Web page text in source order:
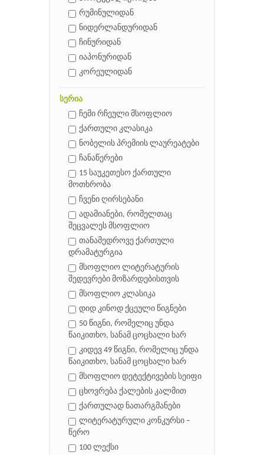
რუმინულიდან
ნიდერლანდურიდან
ჩინურიდან
იაპონურიდან
კორეულიდან
სერია
ჩემი რჩეული მსოფლიო
ქართული კლასიკა
ნობელის პრემიის ლაურეატები
ჩანაწერები
15 საუკეთესო ქართული
მოთხრობა
ჩვენი ღირსებანი
ადამიანები, რომელთაც
შეცვალეს მსოფლიო
თანამედროვე ქართული
დრამატურგია
მსოფლიო ლიტერატურის
შედევრები მოზარდებისთვის
მსოფლიო კლასიკა
დიდ კინოდ ქცეული წიგნები
50 წიგნი, რომელიც უნდა
წაიკითხო, სანამ ცოცხალი ხარ
კიდევ 49 წიგნი, რომელიც უნდა
წაიკითხო, სანამ ცოცხალი ხარ
მსოფლიო დეტექტივების სეიფი
ცხოვრება ქალების კალმით
ქართულად ნათარგმანები
ლიტერატურული კონკურსი –
წერო
100 ლექსი